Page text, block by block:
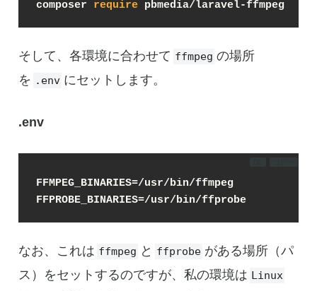
composer require pbmedia/laravel-ffmpeg
そして、各環境に合わせて ffmpeg の場所
を .env にセットします。
.env
FFMPEG_BINARIES=/usr/bin/ffmpeg
FFPROBE_BINARIES=/usr/bin/ffprobe
なお、これは ffmpeg と ffprobe がある場所（パ
ス）をセットするのですが、私の環境は Linux